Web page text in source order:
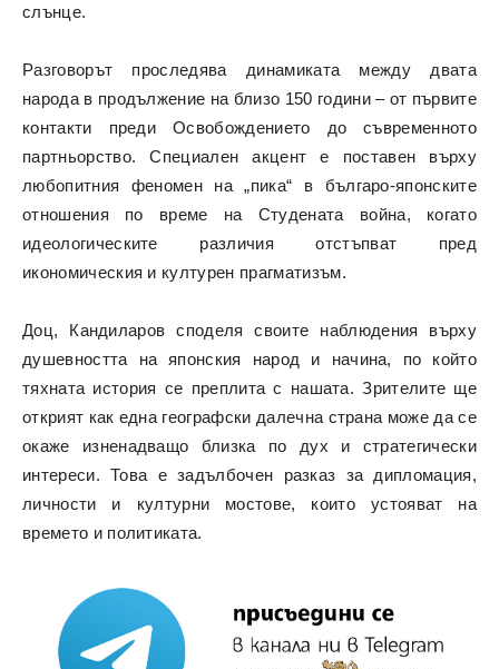
слънце.
Разговорът проследява динамиката между двата
народа в продължение на близо 150 години – от първите
контакти преди Освобождението до съвременното
партньорство. Специален акцент е поставен върху
любопитния феномен на „пика“ в българо-японските
отношения по време на Студената война, когато
идеологическите различия отстъпват пред
икономическия и културен прагматизъм.
Доц, Кандиларов споделя своите наблюдения върху
душевността на японския народ и начина, по който
тяхната история се преплита с нашата. Зрителите ще
открият как една географски далечна страна може да се
окаже изненадващо близка по дух и стратегически
интереси. Това е задълбочен разказ за дипломация,
личности и културни мостове, които устояват на
времето и политиката.